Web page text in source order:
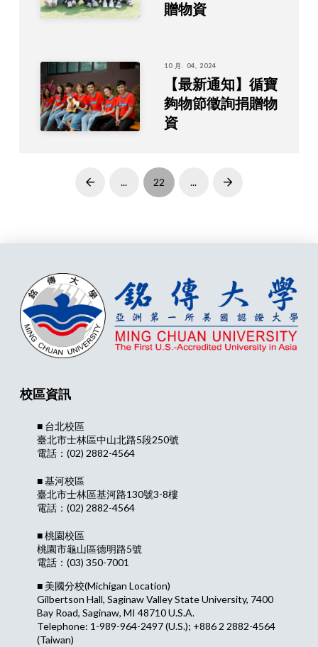
贈物資
10 月. 04, 2024
【最新通知】循寶
夠物節徵詢捐贈物
資
Prev ... 22 ... Next
校區資訊
■ 台北校區
臺北市士林區中山北路5段250號
電話：(02) 2882-4564
■ 基河校區
臺北市士林區基河路130號3-8樓
電話：(02) 2882-4564
■ 桃園校區
桃園市龜山區德明路5號
電話：(03) 350-7001
■ 美國分校(Michigan Location)
Gilbertson Hall, Saginaw Valley State University, 7400
Bay Road, Saginaw, MI 48710 U.S.A.
Telephone: 1-989-964-2497 (U.S.); +886 2 2882-4564
(Taiwan)